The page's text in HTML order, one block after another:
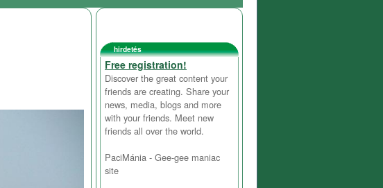
hirdetés
Free registration!
Discover the great content your
friends are creating. Share your
news, media, blogs and more
with your friends. Meet new
friends all over the world.
PaciMánia - Gee-gee maniac
site